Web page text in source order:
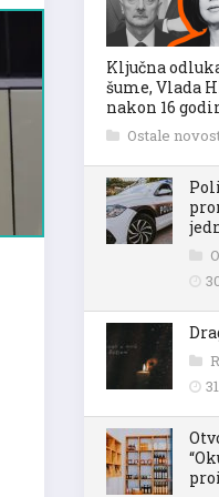
Ključna
šume, Vlada
nakon 16
Ostale